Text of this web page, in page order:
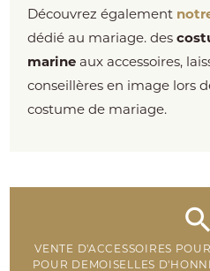
Découvrez également
dédié au mariage. des
marine aux accessoires,
conseillères en image lors
costume de mariage.
VENTE D'ACCESSOIRES
POUR DEMOISELLES